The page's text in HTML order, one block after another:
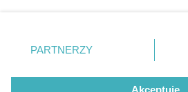
Gliwice
prywatności znajdujący się w
. Niektóre rodzaje przetwarzania
zgody użytkownika, ale masz
takiemu przetwarzaniu. Preferencje
PARTNERZY
Akceptuję